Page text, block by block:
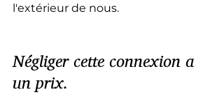
l'extérieur de nous.
Négliger cette connexion a
un prix.